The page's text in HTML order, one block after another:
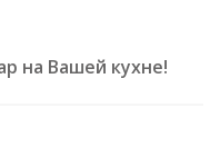
на Вашей кухне!